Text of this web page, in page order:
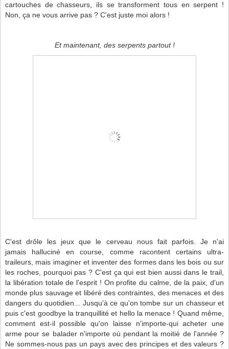
cartouches de chasseurs, ils se transforment tous en serpent !
Non, ça ne vous arrive pas ? C'est juste moi alors !
Et maintenant, des serpents partout !
C'est drôle les jeux que le cerveau nous fait parfois. Je n'ai
jamais halluciné en course, comme racontent certains ultra-
traileurs, mais imaginer et inventer des formes dans les bois ou sur
les roches, pourquoi pas ? C'est ça qui est bien aussi dans le trail,
la libération totale de l'esprit ! On profite du calme, de la paix, d'un
monde plus sauvage et libéré des contraintes, des menaces et des
dangers du quotidien... Jusqu'à ce qu'on tombe sur un chasseur et
puis c'est goodbye la tranquillité et hello la menace ! Quand même,
comment est-il possible qu'on laisse n'importe-qui acheter une
arme pour se balader n'importe où pendant la moitié de l'année ?
Ne sommes-nous pas un pays avec des principes et des valeurs ?